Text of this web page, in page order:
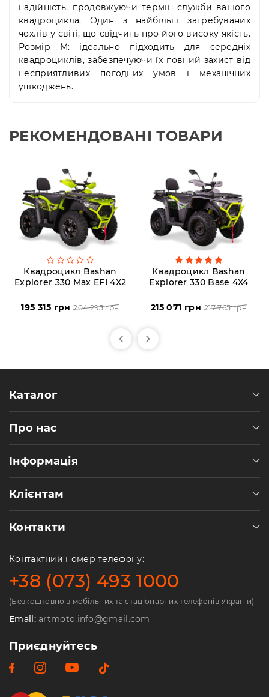
-
вихідний
надійність, продовжуючи термін служби вашого
квадроцикла. Один з найбільш затребуваних
чохлів у світі, що свідчить про його високу якість.
Розмір M: ідеально підходить для середніх
квадроциклів, забезпечуючи їх повний захист від
несприятливих погодних умов і механічних
ушкоджень.
РЕКОМЕНДОВАНІ ТОВАРИ
Квадроцикл Bashan
Explorer 330 Max EFI 4Х2
195 315 грн 204 295 грн
Квадроцикл Bashan
Explorer 330 Base 4Х4
215 071 грн 217 765 грн
Каталог
Про нас
Інформація
Клієнтам
Контакти
Контактний номер телефону:
+38 (073) 493 1000
(Безкоштовно з мобільних та стаціонарних телефонів України)
Email:artmoto.info@gmail.com
Приєднуйтесь